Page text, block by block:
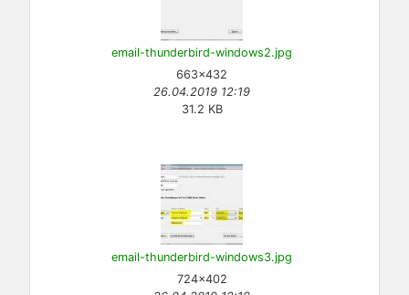
email-thunderbird-windows2.jpg
663×432
26.04.2019 12:19
31.2 KB
email-thunderbird-windows3.jpg
724×402